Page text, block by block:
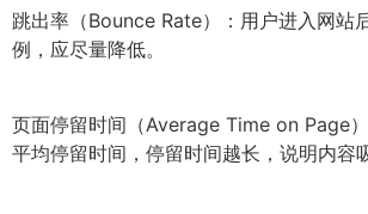
跳出率（Bounce Rate）：用户进入网站
例，应尽量降低。
页面停留时间（Average Time on Page
平均停留时间，停留时间越长，说明内容